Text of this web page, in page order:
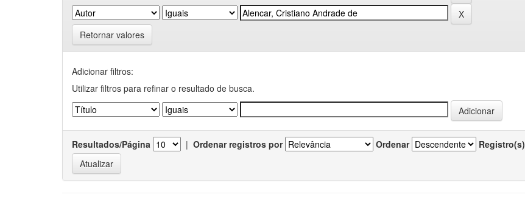
Retornar valores
Adicionar filtros:
Utilizar filtros para refinar o resultado de busca.
Resultados/Página | Ordenar registros por Ordenar Registro(s)